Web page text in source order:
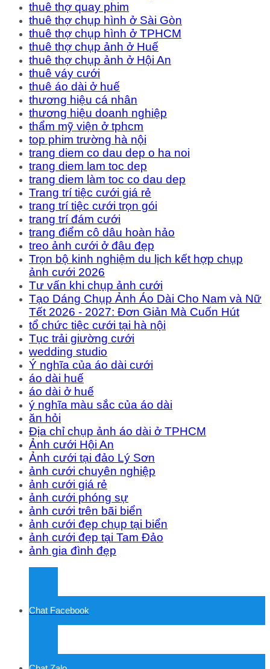
thuê thợ quay phim
thuê thợ chụp hình ở Sài Gòn
thuê thợ chụp hình ở TPHCM
thuê thợ chụp ảnh ở Huế
thuê thợ chụp ảnh ở Hội An
thuê váy cưới
thuê áo dài ở huế
thương hiệu cá nhân
thương hiệu doanh nghiệp
thẩm mỹ viện ở tphcm
top phim trường hà nội
trang diem co dau dep o ha noi
trang diem lam toc dep
trang diem làm toc co dau dep
Trang trí tiệc cưới giá rẻ
trang trí tiệc cưới trọn gói
trang trí đám cưới
trang điểm cô dâu hoàn hảo
treo ảnh cưới ở đâu đẹp
Trọn bộ kinh nghiệm du lịch kết hợp chụp
ảnh cưới 2026
Tư vấn khi chụp ảnh cưới
Tạo Dáng Chụp Ảnh Áo Dài Cho Nam và Nữ
Tết 2026 - 2027: Đơn Giản Mà Cuốn Hút
tổ chức tiệc cưới tại hà nội
Tục trải giường cưới
wedding studio
Ý nghĩa của áo dài cưới
áo dài huế
áo dài ở huế
ý nghĩa màu sắc của áo dài
ăn hỏi
Địa chỉ chụp ảnh áo dài ở TPHCM
Ảnh cưới Hội An
Ảnh cưới tại đảo Lý Sơn
ảnh cưới chuyên nghiệp
ảnh cưới giá rẻ
ảnh cưới phóng sự
ảnh cưới trên bãi biển
ảnh cưới đẹp chụp tại biển
ảnh cưới đẹp tại Tam Đảo
ảnh gia đình đẹp
Chat Facebook